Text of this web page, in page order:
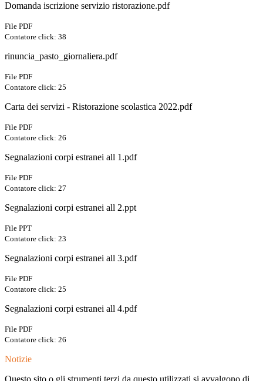
Domanda iscrizione servizio ristorazione.pdf
File PDF
Contatore click: 38
rinuncia_pasto_giornaliera.pdf
File PDF
Contatore click: 25
Carta dei servizi - Ristorazione scolastica 2022.pdf
File PDF
Contatore click: 26
Segnalazioni corpi estranei all 1.pdf
File PDF
Contatore click: 27
Segnalazioni corpi estranei all 2.ppt
File PPT
Contatore click: 23
Segnalazioni corpi estranei all 3.pdf
File PDF
Contatore click: 25
Segnalazioni corpi estranei all 4.pdf
File PDF
Contatore click: 26
Notizie
Questo sito o gli strumenti terzi da questo utilizzati si avvalgono di